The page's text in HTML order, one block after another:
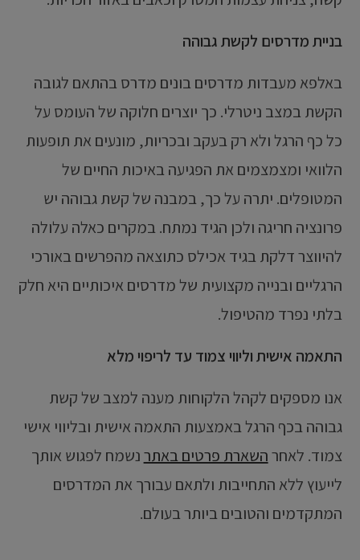
בניית מדרסים לקשת גבוהה
באלפא מעבדות מדרסים בונים מדרס בהתאם לגובה
הקשת במצב ניטרלי. כך יוצרים חלוקה של העומס על
כל כף הרגל ולא רק בעקב ובכריות, מונעים את תופעות
הלוואי ומצמצמים את הפגיעה באיכות החיים של
המטופלים. יתרה על כך, במבנה של קשת גבוהה יש
פרונציה חריגה ולכן הגיד נמתח. במקרים כאלה עלולה
להיווצר דלקת בגיד אכילס כתוצאה מהפרשים באורכי
הרגליים ובנייה מקצועית של מדרסים איכותיים היא חלק
בלתי נפרד מהטיפול.
התאמה אישית וליווי צמוד עד לריפוי מלא
אנו מספקים לקהל הלקוחות מענה למצב של קשת
גבוהה בכף הרגל באמצעות התאמה אישית ובליווי אישי
צמוד. לאחרהשארת פרטים באתרנשמח לפגוש אותך
לייעוץ ללא התחייבות ולתאם עבורך את המדרסים
המתקדמים והטובים ביותר בעולם.